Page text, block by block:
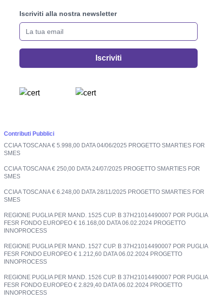
Iscriviti alla nostra newsletter
La tua email
Iscriviti
Contributi Pubblici
CCIAA TOSCANA € 5.998,00 DATA 04/06/2025 PROGETTO SMARTIES FOR
SMES
CCIAA TOSCANA € 250,00 DATA 24/07/2025 PROGETTO SMARTIES FOR
SMES
CCIAA TOSCANA € 6.248,00 DATA 28/11/2025 PROGETTO SMARTIES FOR
SMES
REGIONE PUGLIA PER MAND. 1525 CUP. B 37H21014490007 POR PUGLIA
FESR FONDO EUROPEO € 16.168,00 DATA 06.02.2024 PROGETTO
INNOPROCESS
REGIONE PUGLIA PER MAND. 1527 CUP. B 37H21014490007 POR PUGLIA
FESR FONDO EUROPEO € 1.212,60 DATA 06.02.2024 PROGETTO
INNOPROCESS
REGIONE PUGLIA PER MAND. 1526 CUP. B 37H21014490007 POR PUGLIA
FESR FONDO EUROPEO € 2.829,40 DATA 06.02.2024 PROGETTO
INNOPROCESS